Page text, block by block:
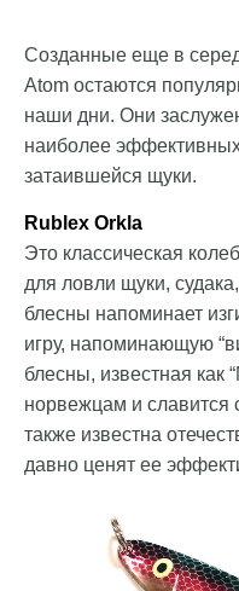
Созданные еще в
Atom остаются
наши дни. Они
наиболее
затаившейся щуки.
Rublex Orkla
Это классическая
для ловли щуки,
блесны напоминает
игру, напоминающую
блесны, известная как
норвежцам и славится
также известна
давно ценят ее